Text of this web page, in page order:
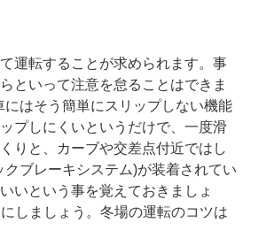
運転することが求められます。事
といって注意を怠ることはできま
はそう簡単にスリップしない機能
プしにくいというだけで、一度滑
りと、カーブや交差点付近ではし
ブレーキシステム)が装着されてい
いという事を覚えておきましょ
しましょう。冬場の運転のコツは